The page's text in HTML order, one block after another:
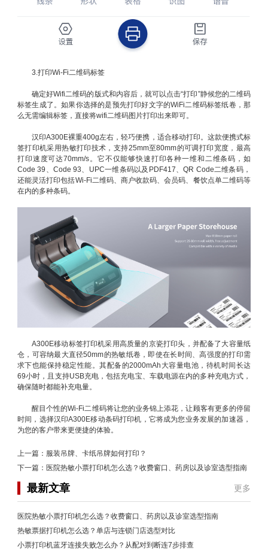
3.打印Wi-Fi二维码标签
确定好Wifi二维码的版式和内容后，就可以点击“打印”静候您的二维码
标签生成了。如果你选择的是预先打印好文字的WiFi二维码标签纸卷，那
么无需编辑标签，直接将wifi二维码图片打印出来即可。
汉印A300E裸重400g左右，轻巧便携，适合移动打印。这款便携式标
签打印机采用热敏打印技术，支持25mm至80mm的可调打印宽度，最高
打印速度可达70mm/s。它不仅能够快速打印各种一维和二维条码，如
Code 39、Code 93、UPC一维条码以及PDF417、QR Code二维条码，
还能灵活打印包括Wi-Fi二维码、商户收款码、会员码、餐饮点单二维码等
在内的多种条码。
A300E移动标签打印机采用高质量的京瓷打印头，并配备了大容量纸
仓，可容纳最大直径50mm的热敏纸卷，即使在长时间、高强度的打印需
求下也能保持稳定性能。其配备的2000mAh大容量电池，待机时间长达
69小时，且支持USB充电，包括充电宝、车载电源在内的多种充电方式，
确保随时都能补充电量。
醒目个性的Wi-Fi二维码将让您的业务锦上添花，让顾客有更多的停留
时间，选择汉印A300E移动条码打印机，它将成为您业务发展的加速器，
为您的客户带来更便捷的体验。
上一篇： 服装吊牌、卡纸吊牌如何打印？
下一篇： 医院热敏小票打印机怎么选？收费窗口、药房以及诊室选型指南
最新文章 更多
医院热敏小票打印机怎么选？收费窗口、药房以及诊室选型指南
热敏票据打印机怎么选？单店与连锁门店选型对比
小票打印机蓝牙连接失败怎么办？从配对到断连7步排查